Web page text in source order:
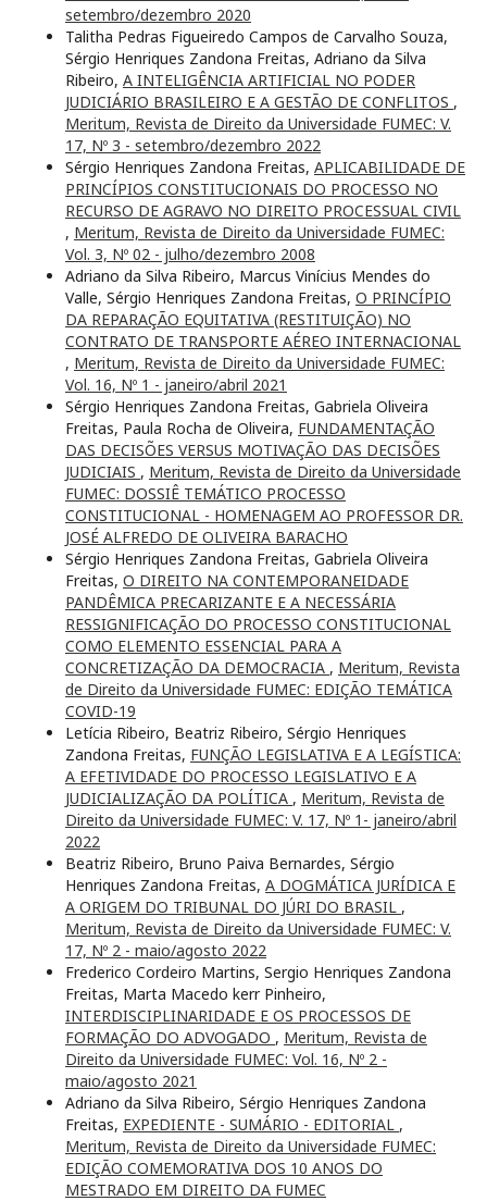
setembro/dezembro 2020
Talitha Pedras Figueiredo Campos de Carvalho Souza,
Sérgio Henriques Zandona Freitas, Adriano da Silva
Ribeiro, A INTELIGÊNCIA ARTIFICIAL NO PODER
JUDICIÁRIO BRASILEIRO E A GESTÃO DE CONFLITOS ,
Meritum, Revista de Direito da Universidade FUMEC: V.
17, Nº 3 - setembro/dezembro 2022
Sérgio Henriques Zandona Freitas, APLICABILIDADE DE
PRINCÍPIOS CONSTITUCIONAIS DO PROCESSO NO
RECURSO DE AGRAVO NO DIREITO PROCESSUAL CIVIL
, Meritum, Revista de Direito da Universidade FUMEC:
Vol. 3, Nº 02 - julho/dezembro 2008
Adriano da Silva Ribeiro, Marcus Vinícius Mendes do
Valle, Sérgio Henriques Zandona Freitas, O PRINCÍPIO
DA REPARAÇÃO EQUITATIVA (RESTITUIÇÃO) NO
CONTRATO DE TRANSPORTE AÉREO INTERNACIONAL
, Meritum, Revista de Direito da Universidade FUMEC:
Vol. 16, Nº 1 - janeiro/abril 2021
Sérgio Henriques Zandona Freitas, Gabriela Oliveira
Freitas, Paula Rocha de Oliveira, FUNDAMENTAÇÃO
DAS DECISÕES VERSUS MOTIVAÇÃO DAS DECISÕES
JUDICIAIS , Meritum, Revista de Direito da Universidade
FUMEC: DOSSIÊ TEMÁTICO PROCESSO
CONSTITUCIONAL - HOMENAGEM AO PROFESSOR DR.
JOSÉ ALFREDO DE OLIVEIRA BARACHO
Sérgio Henriques Zandona Freitas, Gabriela Oliveira
Freitas, O DIREITO NA CONTEMPORANEIDADE
PANDÊMICA PRECARIZANTE E A NECESSÁRIA
RESSIGNIFICAÇÃO DO PROCESSO CONSTITUCIONAL
COMO ELEMENTO ESSENCIAL PARA A
CONCRETIZAÇÃO DA DEMOCRACIA , Meritum, Revista
de Direito da Universidade FUMEC: EDIÇÃO TEMÁTICA
COVID-19
Letícia Ribeiro, Beatriz Ribeiro, Sérgio Henriques
Zandona Freitas, FUNÇÃO LEGISLATIVA E A LEGÍSTICA:
A EFETIVIDADE DO PROCESSO LEGISLATIVO E A
JUDICIALIZAÇÃO DA POLÍTICA , Meritum, Revista de
Direito da Universidade FUMEC: V. 17, Nº 1- janeiro/abril
2022
Beatriz Ribeiro, Bruno Paiva Bernardes, Sérgio
Henriques Zandona Freitas, A DOGMÁTICA JURÍDICA E
A ORIGEM DO TRIBUNAL DO JÚRI DO BRASIL ,
Meritum, Revista de Direito da Universidade FUMEC: V.
17, Nº 2 - maio/agosto 2022
Frederico Cordeiro Martins, Sergio Henriques Zandona
Freitas, Marta Macedo kerr Pinheiro,
INTERDISCIPLINARIDADE E OS PROCESSOS DE
FORMAÇÃO DO ADVOGADO , Meritum, Revista de
Direito da Universidade FUMEC: Vol. 16, Nº 2 -
maio/agosto 2021
Adriano da Silva Ribeiro, Sérgio Henriques Zandona
Freitas, EXPEDIENTE - SUMÁRIO - EDITORIAL ,
Meritum, Revista de Direito da Universidade FUMEC:
EDIÇÃO COMEMORATIVA DOS 10 ANOS DO
MESTRADO EM DIREITO DA FUMEC